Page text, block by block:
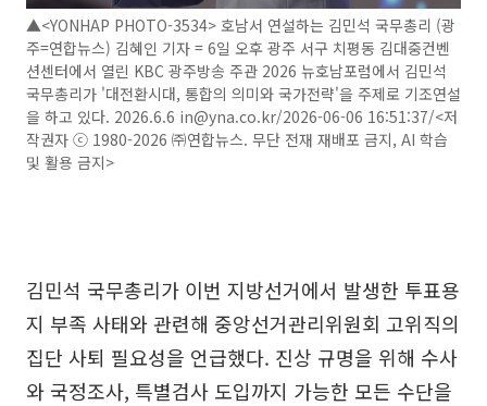
▲<YONHAP PHOTO-3534> 호남서 연설하는 김민석 국무총리 (광
주=연합뉴스) 김혜인 기자 = 6일 오후 광주 서구 치평동 김대중컨벤
션센터에서 열린 KBC 광주방송 주관 2026 뉴호남포럼에서 김민석
국무총리가 '대전환시대, 통합의 의미와 국가전략'을 주제로 기조연설
을 하고 있다. 2026.6.6 in@yna.co.kr/2026-06-06 16:51:37/<저
작권자 ⓒ 1980-2026 ㈜연합뉴스. 무단 전재 재배포 금지, AI 학습
및 활용 금지>
김민석 국무총리가 이번 지방선거에서 발생한 투표용
지 부족 사태와 관련해 중앙선거관리위원회 고위직의
집단 사퇴 필요성을 언급했다. 진상 규명을 위해 수사
와 국정조사, 특별검사 도입까지 가능한 모든 수단을